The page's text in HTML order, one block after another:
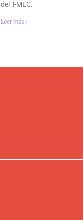
del T-MEC.
Leer más ›